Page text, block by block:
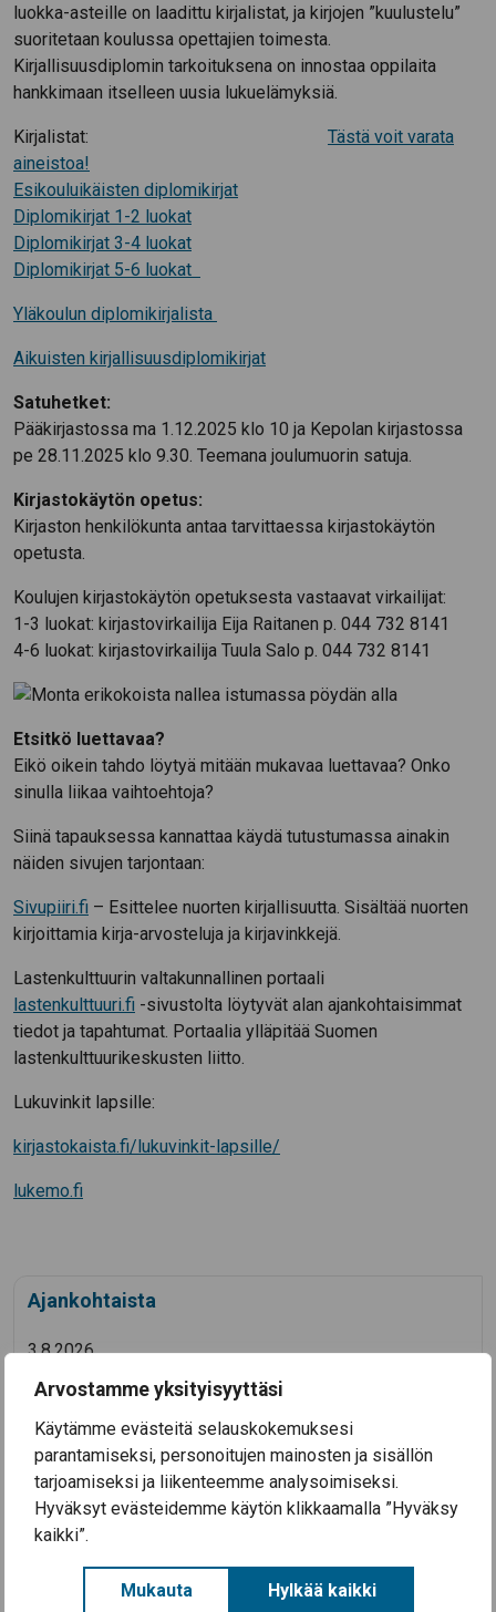
Arvostamme yksityisyyttäsi
Käytämme evästeitä selauskokemuksesi
parantamiseksi, personoitujen mainosten ja sisällön
tarjoamiseksi ja liikenteemme analysoimiseksi.
Hyväksyt evästeidemme käytön klikkaamalla ”Hyväksy
kaikki”.
Mukauta Hylkää kaikki
luokka-asteille on laadittu kirjalistat, ja kirjojen ”kuulustelu”
suoritetaan koulussa opettajien toimesta.
Kirjallisuusdiplomin tarkoituksena on innostaa oppilaita
hankkimaan itselleen uusia lukuelämyksiä.
Kirjalistat: Tästä voit varata
aineistoa!
Esikouluikäisten diplomikirjat
Diplomikirjat 1-2 luokat
Diplomikirjat 3-4 luokat
Diplomikirjat 5-6 luokat
Yläkoulun diplomikirjalista
Aikuisten kirjallisuusdiplomikirjat
Satuhetket:
Pääkirjastossa ma 1.12.2025 klo 10 ja Kepolan kirjastossa
pe 28.11.2025 klo 9.30. Teemana joulumuorin satuja.
Kirjastokäytön opetus:
Kirjaston henkilökunta antaa tarvittaessa kirjastokäytön
opetusta.
Koulujen kirjastokäytön opetuksesta vastaavat virkailijat:
1-3 luokat: kirjastovirkailija Eija Raitanen p. 044 732 8141
4-6 luokat: kirjastovirkailija Tuula Salo p. 044 732 8141
Etsitkö luettavaa?
Eikö oikein tahdo löytyä mitään mukavaa luettavaa? Onko
sinulla liikaa vaihtoehtoja?
Siinä tapauksessa kannattaa käydä tutustumassa ainakin
näiden sivujen tarjontaan:
Sivupiiri.fi – Esittelee nuorten kirjallisuutta. Sisältää nuorten
kirjoittamia kirja-arvosteluja ja kirjavinkkejä.
Lastenkulttuurin valtakunnallinen portaali
lastenkulttuuri.fi -sivustolta löytyvät alan ajankohtaisimmat
tiedot ja tapahtumat. Portaalia ylläpitää Suomen
lastenkulttuurikeskusten liitto.
Lukuvinkit lapsille:
kirjastokaista.fi/lukuvinkit-lapsille/
lukemo.fi
Ajankohtaista
3.8.2026
Säkylän Taiteiden yö 2026
14.7.2026
Aineellisen avun kortteja on nyt haettavissa
Säkylässä (EU-ruokakortteja)